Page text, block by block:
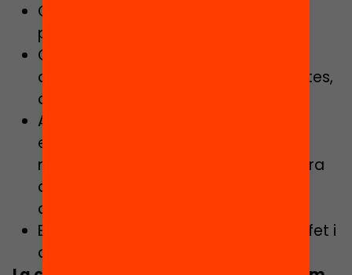
Contribueix a transformar el rol del
professorat?
Genera escenaris i situacions
autèntiques, reptes, dubtes, preguntes,
anticipacions… desig d’aprendre?
Aconsegueix que la pregunta inicial
esdevingui significativa i que se
n’exploti al màxim el potencial, encara
que no hagi estat formulada pels
alumnes?
Es comparteix allò que l’alumnat ha fet i
après?